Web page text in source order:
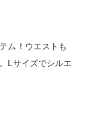
ム！ウエストも
Lサイズでシルエ